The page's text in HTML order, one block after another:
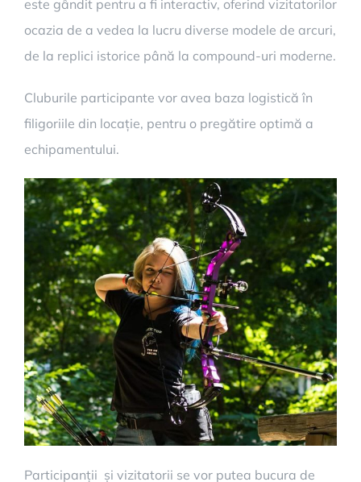
este gândit pentru a fi interactiv, oferind vizitatorilor
ocazia de a vedea la lucru diverse modele de arcuri,
de la replici istorice până la compound-uri moderne.
Cluburile participante vor avea baza logistică în
filigoriile din locație, pentru o pregătire optimă a
echipamentului.
Participanții și vizitatorii se vor putea bucura de